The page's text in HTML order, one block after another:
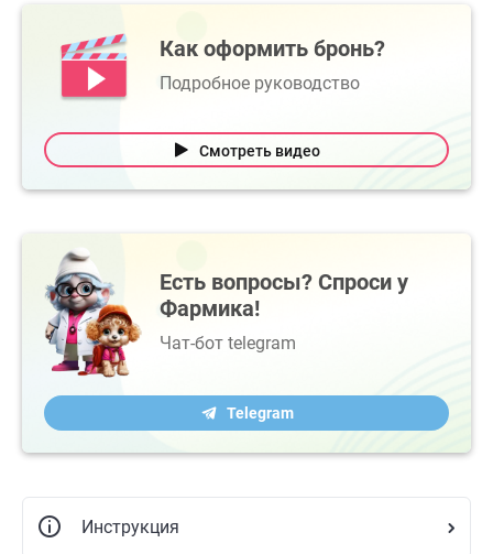
Как оформить бронь?
Подробное руководство
Смотреть видео
Есть вопросы? Спроси у
Фармика!
Чат-бот telegram
Telegram
Инструкция